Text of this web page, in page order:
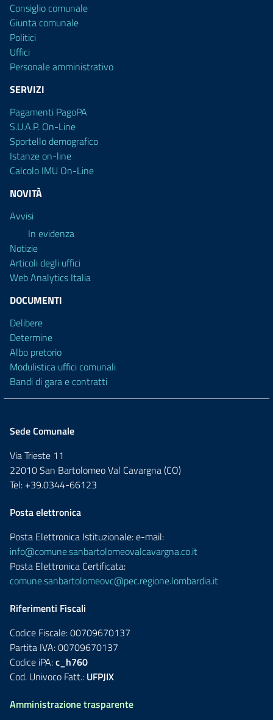
Consiglio comunale
Giunta comunale
Politici
Uffici
Personale amministrativo
SERVIZI
Pagamenti PagoPA
S.U.A.P. On-Line
Sportello demografico
Istanze on-line
Calcolo IMU On-Line
NOVITÀ
Avvisi
In evidenza
Notizie
Articoli degli uffici
Web Analytics Italia
DOCUMENTI
Delibere
Determine
Albo pretorio
Modulistica uffici comunali
Bandi di gara e contratti
Sede Comunale
Via Trieste 11
22010 San Bartolomeo Val Cavargna (CO)
Tel: +39.0344-66123
Posta elettronica
Posta Elettronica Istituzionale: e-mail:
info@comune.sanbartolomeovalcavargna.co.it
Posta Elettronica Certificata:
comune.sanbartolomeovc@pec.regione.lombardia.it
Riferimenti Fiscali
Codice Fiscale: 00709670137
Partita IVA: 00709670137
Codice iPA:c_h760
Cod. Univoco Fatt.: UFPJIX
Amministrazione trasparente